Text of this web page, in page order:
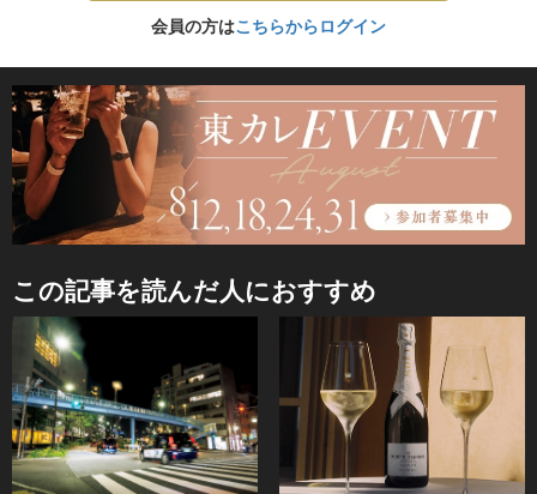
会員の方はこちらからログイン
この記事を読んだ人におすすめ